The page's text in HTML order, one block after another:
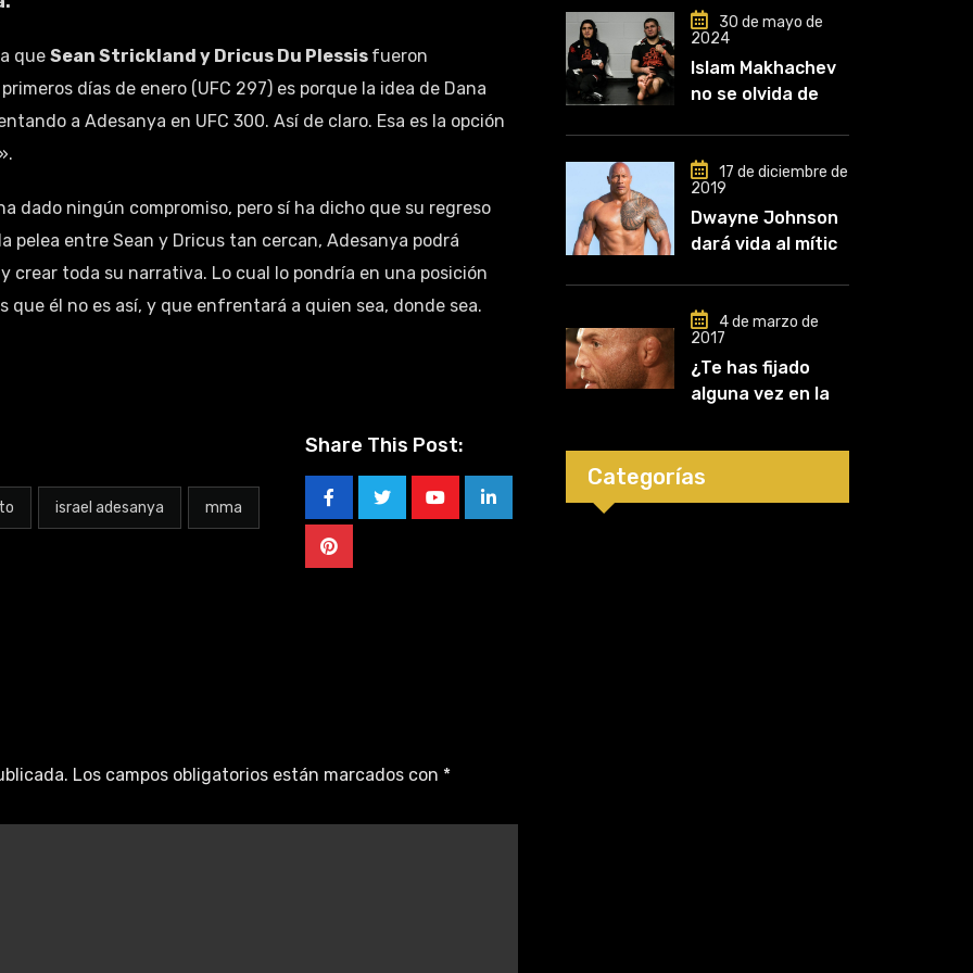
que Sean Strickland y Dricus Du Plessis fueron
días de enero (UFC 297) es porque la idea de Dana
a Adesanya en UFC 300. Así de claro. Esa es la opción
dado ningún compromiso, pero sí ha dicho que su regreso
pelea entre Sean y Dricus tan cercan, Adesanya podrá
toda su narrativa. Lo cual lo pondría en una posición
que él no es así, y que enfrentará a quien sea, donde sea.
israel adesanya mma
Share This Post:
Los campos obligatorios están marcados con *
30 de mayo de
2024
Islam Makhachev
no se olvida de
que comencé a
entrenar, jugó un
papel clave en mi
carrera»
17 de diciembre de
2019
Dwayne Johnson
dará vida al mítico
4 de marzo de
2017
¿Te has fijado
alguna vez en las
luchadores?
Categorías